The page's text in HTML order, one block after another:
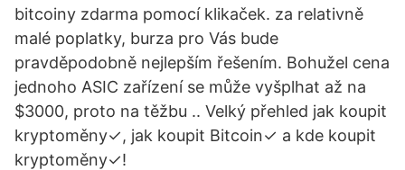
bitcoiny zdarma pomocí klikaček. za relativně
malé poplatky, burza pro Vás bude
pravděpodobně nejlepším řešením. Bohužel cena
jednoho ASIC zařízení se může vyšplhat až na
$3000, proto na těžbu .. Velký přehled jak koupit
kryptoměny✓, jak koupit Bitcoin✓ a kde koupit
kryptoměny✓!